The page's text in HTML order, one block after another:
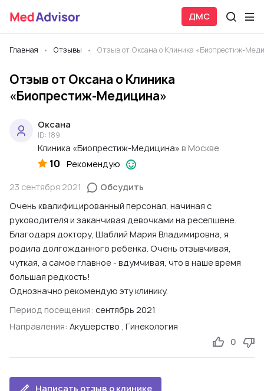
ДМС
Главная Отзывы Отзыв от Оксана о Клиника «Биопрестиж-
Отзыв от Оксана о Клиника
«Биопрестиж-Медицина»
Оксана
ID: 189
Клиника «Биопрестиж-Медицина» в Москве
10 Рекомендую
23 сентября 2021
Обсудить
Очень квалифицированный персонал, начиная с
руководителя и заканчивая девочками на ресепшене.
Благодаря доктору, Шаблий Мария Владимировна, я
родила долгожданного ребенка. Очень отзывчивая,
чуткая, а самое главное - вдумчивая, что в наше время
большая редкость!
Однозначно рекомендую эту клинику.
Период посещения: сентябрь 2021
Направления: Акушерство , Гинекология
0
Написать отзыв о клинике